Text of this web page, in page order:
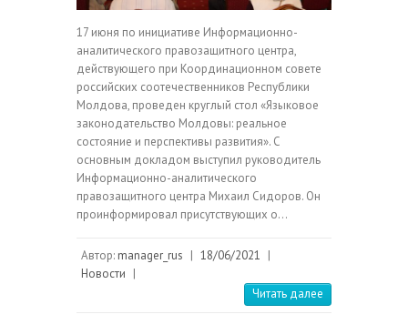
17 июня по инициативе Информационно-
аналитического правозащитного центра,
действующего при Координационном совете
российских соотечественников Республики
Молдова, проведен круглый стол «Языковое
законодательство Молдовы: реальное
состояние и перспективы развития». С
основным докладом выступил руководитель
Информационно-аналитического
правозащитного центра Михаил Сидоров. Он
проинформировал присутствующих о…
Автор: manager_rus | 18/06/2021 |
Новости |
Читать далее